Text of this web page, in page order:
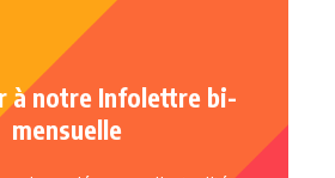
à notre Infolettre bi-
mensuelle